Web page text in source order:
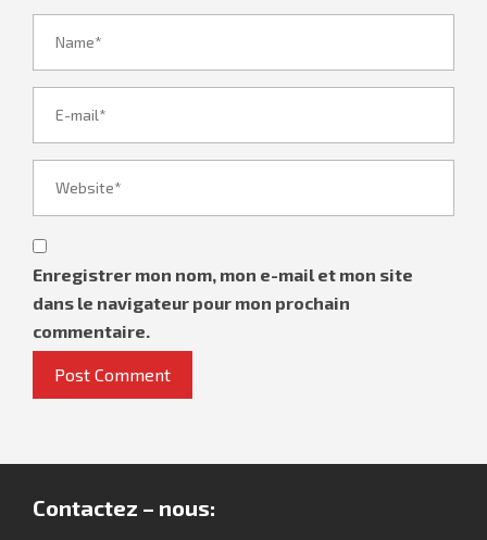
Enregistrer mon nom, mon e-mail et mon site
dans le navigateur pour mon prochain
commentaire.
Contactez – nous: